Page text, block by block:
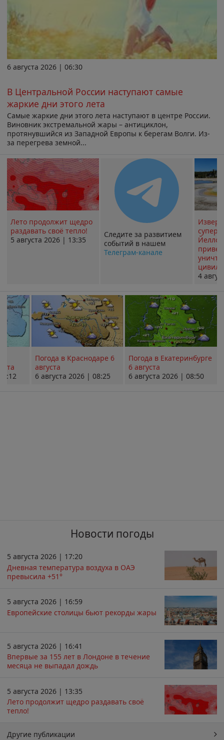
6 августа 2026 | 06:30
В Центральной России наступают самые
жаркие дни этого лета
Самые жаркие дни этого лета наступают в центре России.
Виновник экстремальной жары – антициклон,
протянувшийся из Западной Европы к берегам Волги. Из-
за перегрева земной...
Лето продолжит щедро
раздавать своё тепло!
5 августа 2026 | 13:35
Следите за развитием
событий в нашем
Телеграм-канале
4
Погода в Краснодаре 6
августа
6 августа 2026 | 08:25
Погода в Екатеринбурге
6 августа
6 августа 2026 | 08:50
Новости погоды
5 августа 2026 | 17:20
Дневная температура воздуха в ОАЭ
превысила +51°
5 августа 2026 | 16:59
Европейские столицы бьют рекорды жары
5 августа 2026 | 16:41
Впервые за 155 лет в Лондоне в течение
месяца не выпадал дождь
5 августа 2026 | 13:35
Лето продолжит щедро раздавать своё
тепло!
Другие публикации